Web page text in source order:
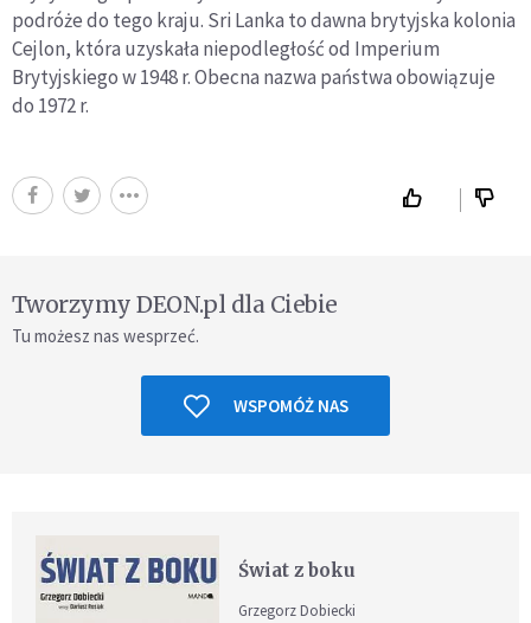
podróże do tego kraju. Sri Lanka to dawna brytyjska kolonia
Cejlon, która uzyskała niepodległość od Imperium
Brytyjskiego w 1948 r. Obecna nazwa państwa obowiązuje
do 1972 r.
Tworzymy DEON.pl dla Ciebie
Tu możesz nas wesprzeć.
WSPOMÓŻ NAS
Świat z boku
Grzegorz Dobiecki